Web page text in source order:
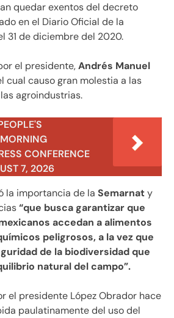
quedar exentos del decreto
en el Diario Oficial de la
31 de diciembre del 2020.
el presidente,Andrés Manuel
cual causo gran molestia a las
agroindustrias.
CONFERENCE
7, 2026
la importancia de la Semarnaty
“que busca garantizar que
accedan a alimentos
peligrosos, a la vez que
de la biodiversidad que
natural del campo”.
el presidente López Obrador hace
paulatinamente del uso del